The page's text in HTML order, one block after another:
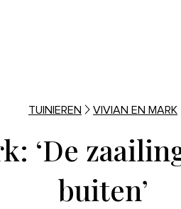
TUINIEREN VIVIAN EN MARK
‘De
buiten’